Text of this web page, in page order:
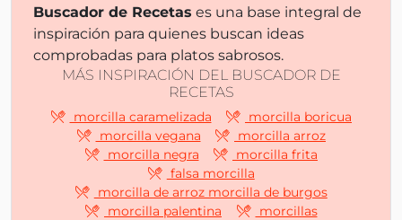
Buscador de Recetas es una base integral de
inspiración para quienes buscan ideas
comprobadas para platos sabrosos.
MÁS INSPIRACIÓN DEL BUSCADOR DE
RECETAS
morcilla caramelizada
morcilla boricua
morcilla vegana
morcilla arroz
morcilla negra
morcilla frita
falsa morcilla
morcilla de arroz morcilla de burgos
morcilla palentina
morcillas